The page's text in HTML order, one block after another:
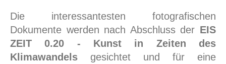
Die interessantesten fotografischen
Dokumente werden nach Abschluss der EIS
ZEIT 0.20 - Kunst in Zeiten des
Klimawandels gesichtet und für eine